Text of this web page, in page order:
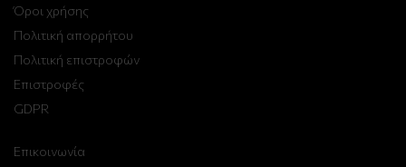
Όροι χρήσης
Πολιτική απορρήτου
Πολιτική επιστροφών
Επιστροφές
GDPR
Επικοινωνία